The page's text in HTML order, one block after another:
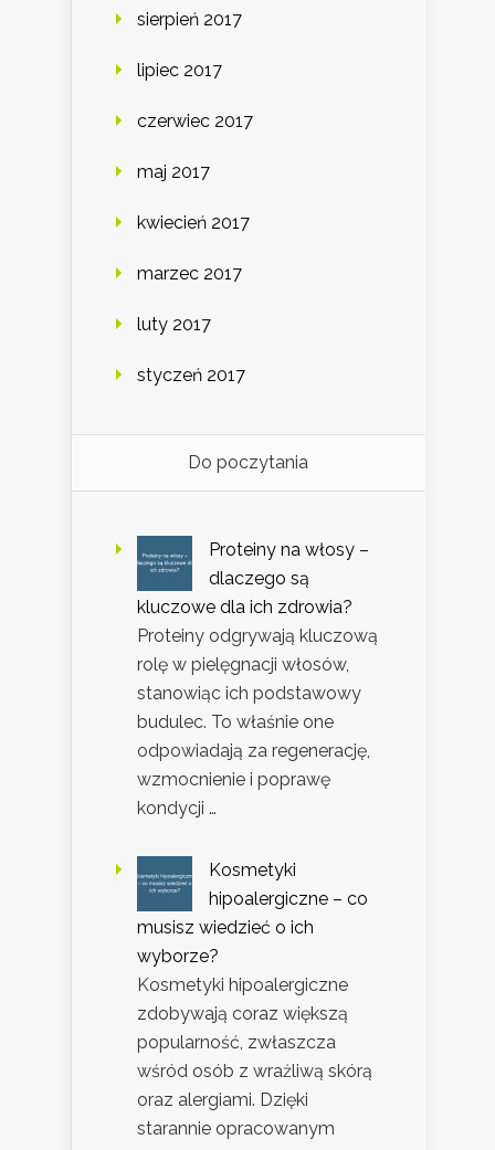
sierpień 2017
lipiec 2017
czerwiec 2017
maj 2017
kwiecień 2017
marzec 2017
luty 2017
styczeń 2017
Do poczytania
Proteiny na włosy –
dlaczego są
kluczowe dla ich zdrowia?
Proteiny odgrywają kluczową
rolę w pielęgnacji włosów,
stanowiąc ich podstawowy
budulec. To właśnie one
odpowiadają za regenerację,
wzmocnienie i poprawę
kondycji …
Kosmetyki
hipoalergiczne – co
musisz wiedzieć o ich
wyborze?
Kosmetyki hipoalergiczne
zdobywają coraz większą
popularność, zwłaszcza
wśród osób z wrażliwą skórą
oraz alergiami. Dzięki
starannie opracowanym